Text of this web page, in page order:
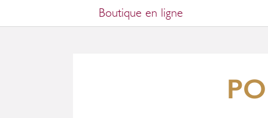
Boutique en ligne